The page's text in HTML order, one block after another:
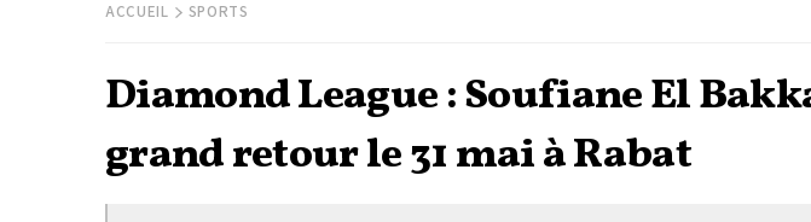
ACCUEIL SPORTS
Diamond League : Soufiane El
grand retour le 31 mai à Rabat